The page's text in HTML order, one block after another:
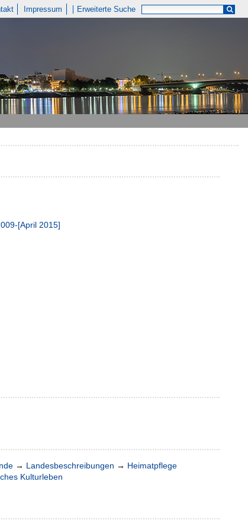
Impressum Erweiterte Suche
[April 2015]
→ Landesbeschreibungen → Heimatpflege
Kulturleben